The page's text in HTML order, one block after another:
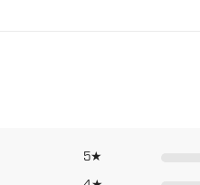
100 % polyester5★